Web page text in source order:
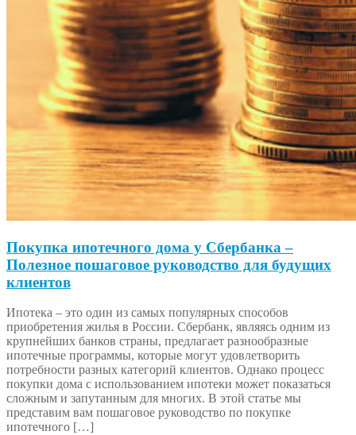
Покупка ипотечного дома у Сбербанка –
Полезное пошаговое руководство для будущих
клиентов
Ипотека – это один из самых популярных способов
приобретения жилья в России. Сбербанк, являясь одним из
крупнейших банков страны, предлагает разнообразные
ипотечные программы, которые могут удовлетворить
потребности разных категорий клиентов. Однако процесс
покупки дома с использованием ипотеки может показаться
сложным и запутанным для многих. В этой статье мы
представим вам пошаговое руководство по покупке
ипотечного […]